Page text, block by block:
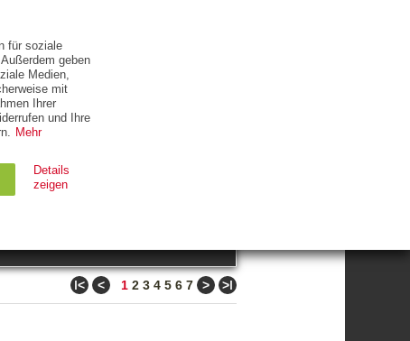
ZUM THEMA
ǀ< < 1 2 3 4 5 6 7 > >ǀ
für soziale
geben
Medien,
mit
Ihrer
und Ihre
Mehr
Details
zeigen
Ablauf
Typ
HTTP